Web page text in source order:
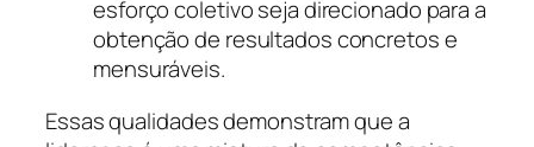
esforço coletivo seja direcionado para a
obtenção de resultados concretos e
mensuráveis.
Essas qualidades demonstram que a